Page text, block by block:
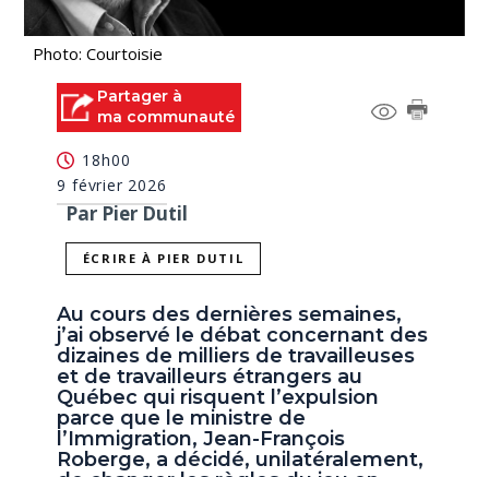
Photo: Courtoisie
Partager à
ma communauté
18h00
9 février 2026
Par Pier Dutil
ÉCRIRE À PIER DUTIL
Au cours des dernières semaines,
j’ai observé le débat concernant des
dizaines de milliers de travailleuses
et de travailleurs étrangers au
Québec qui risquent l’expulsion
parce que le ministre de
l’Immigration, Jean-François
Roberge, a décidé, unilatéralement,